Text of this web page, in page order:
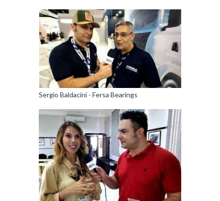
Sergio Baldacini - Fersa Bearings